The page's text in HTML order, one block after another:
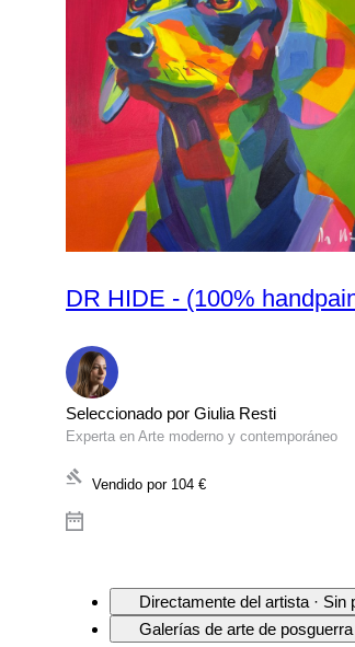
DR HIDE - (100%
Seleccionado por Giulia Resti
Experta en Arte moderno y contemporáneo
Vendido por 104 €
Directamente del artista · Sin
Galerías de arte de